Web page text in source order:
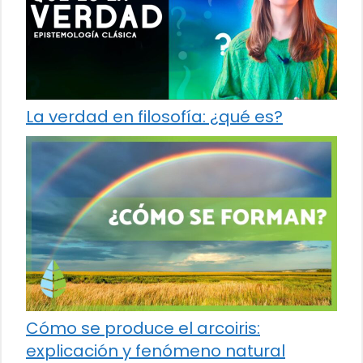
La verdad en filosofía: ¿qué es?
Cómo se produce el arcoiris:
explicación y fenómeno natural